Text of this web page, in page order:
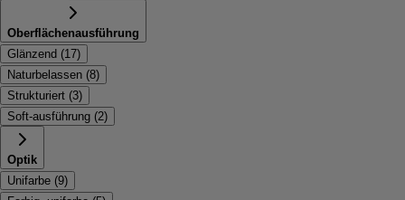
Oberflächenausführung
Glänzend (17)
Naturbelassen (8)
Strukturiert (3)
Soft-ausführung (2)
Optik
Unifarbe (9)